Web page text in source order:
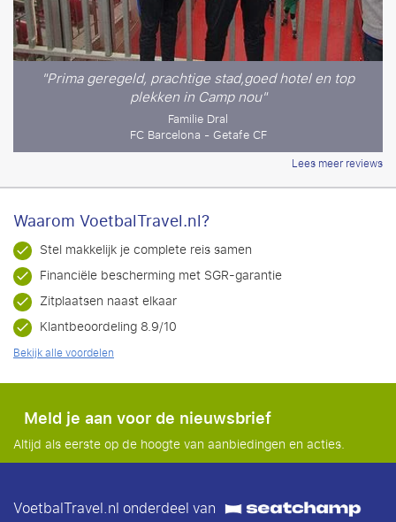
"Prima geregeld, prachtige stad,goed hotel en top
plekken in Camp nou"
Familie Dral
FC Barcelona - Getafe CF
Lees meer reviews
Waarom VoetbalTravel.nl?
Stel makkelijk je complete reis samen
Financiële bescherming met SGR-garantie
Zitplaatsen naast elkaar
Klantbeoordeling 8.9/10
Bekijk alle voordelen
Meld je aan voor de nieuwsbrief
Altijd als eerste op de hoogte van aanbiedingen en acties.
VoetbalTravel.nl onderdeel van